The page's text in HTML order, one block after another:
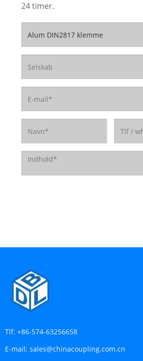
24 timer.
Tlf: +86-574-63256658
E-mail: sales@chinacoupling.com.cn